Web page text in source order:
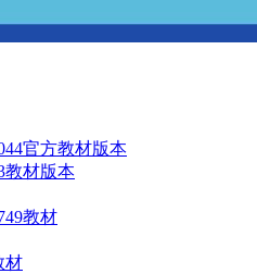
官方教材版本
教材版本
教材
材